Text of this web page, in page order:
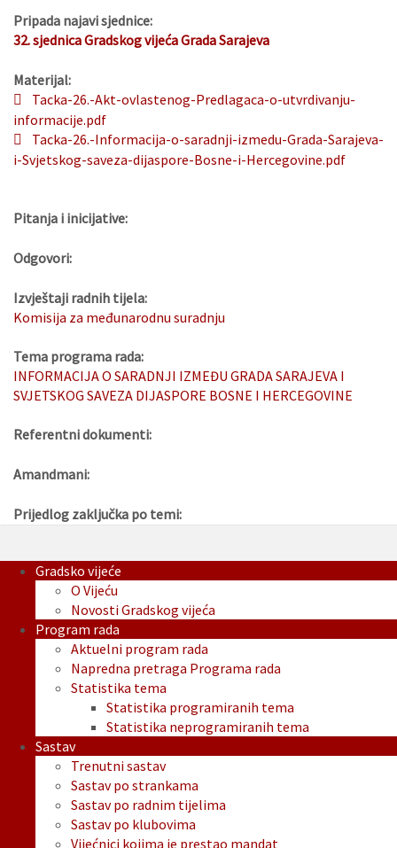
Pripada najavi sjednice:
32. sjednica Gradskog vijeća Grada Sarajeva
Materijal:
Tacka-26.-Akt-ovlastenog-Predlagaca-o-utvrdivanju-
informacije.pdf
Tacka-26.-Informacija-o-saradnji-izmedu-Grada-Sarajeva-
i-Svjetskog-saveza-dijaspore-Bosne-i-Hercegovine.pdf
Pitanja i inicijative:
Odgovori:
Izvještaji radnih tijela:
Komisija za međunarodnu suradnju
Tema programa rada:
INFORMACIJA O SARADNJI IZMEĐU GRADA SARAJEVA I
SVJETSKOG SAVEZA DIJASPORE BOSNE I HERCEGOVINE
Referentni dokumenti:
Amandmani:
Prijedlog zaključka po temi:
Gradsko vijeće
O Vijeću
Novosti Gradskog vijeća
Program rada
Aktuelni program rada
Napredna pretraga Programa rada
Statistika tema
Statistika programiranih tema
Statistika neprogramiranih tema
Sastav
Trenutni sastav
Sastav po strankama
Sastav po radnim tijelima
Sastav po klubovima
Vijećnici kojima je prestao mandat